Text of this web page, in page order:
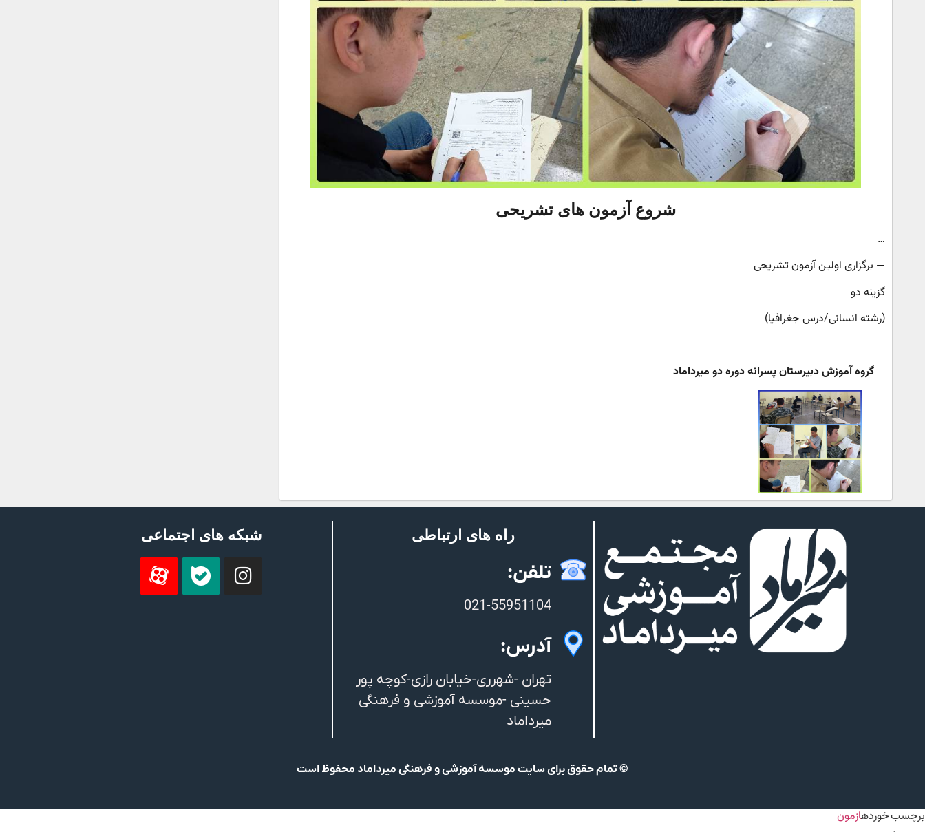
شروع آزمون های تشریحی
…
— برگزاری اولین آزمون تشریحی
گزینه دو
(رشته انسانی/درس جغرافیا)
گروه آموزش دبیرستان پسرانه دوره دو میرداماد
راه های ارتباطی
تلفن:
021-55951104
آدرس:
تهران -شهرری-خیابان رازی-کوچه پور
حسینی -موسسه آموزشی و فرهنگی
میرداماد
شبکه های اجتماعی
© تمام حقوق برای سایت موسسه آموزشی و فرهنگی میرداماد محفوظ است
برچسب خوردهازمون